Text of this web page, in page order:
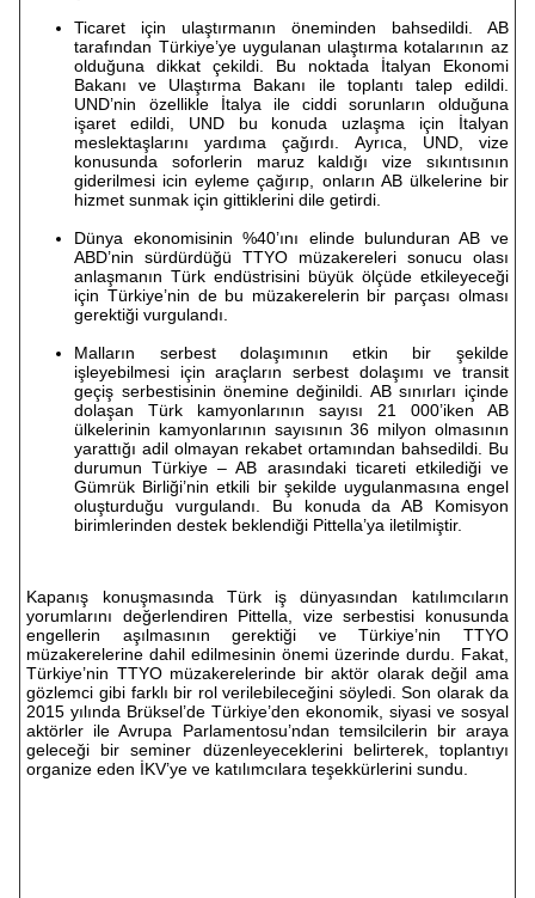
Ticaret için ulaştırmanın öneminden bahsedildi. AB
tarafından Türkiye’ye uygulanan ulaştırma kotalarının az
olduğuna dikkat çekildi. Bu noktada İtalyan Ekonomi
Bakanı ve Ulaştırma Bakanı ile toplantı talep edildi.
UND’nin özellikle İtalya ile ciddi sorunların olduğuna
işaret edildi, UND bu konuda uzlaşma için İtalyan
meslektaşlarını yardıma çağırdı. Ayrıca, UND, vize
konusunda soforlerin maruz kaldığı vize sıkıntısının
giderilmesi icin eyleme çağırıp, onların AB ülkelerine bir
hizmet sunmak için gittiklerini dile getirdi.
Dünya ekonomisinin %40’ını elinde bulunduran AB ve
ABD’nin sürdürdüğü TTYO müzakereleri sonucu olası
anlaşmanın Türk endüstrisini büyük ölçüde etkileyeceği
için Türkiye’nin de bu müzakerelerin bir parçası olması
gerektiği vurgulandı.
Malların serbest dolaşımının etkin bir şekilde
işleyebilmesi için araçların serbest dolaşımı ve transit
geçiş serbestisinin önemine değinildi. AB sınırları içinde
dolaşan Türk kamyonlarının sayısı 21 000’iken AB
ülkelerinin kamyonlarının sayısının 36 milyon olmasının
yarattığı adil olmayan rekabet ortamından bahsedildi. Bu
durumun Türkiye – AB arasındaki ticareti etkilediği ve
Gümrük Birliği’nin etkili bir şekilde uygulanmasına engel
oluşturduğu vurgulandı. Bu konuda da AB Komisyon
birimlerinden destek beklendiği Pittella’ya iletilmiştir.
Kapanış konuşmasında Türk iş dünyasından katılımcıların
yorumlarını değerlendiren Pittella, vize serbestisi konusunda
engellerin aşılmasının gerektiği ve Türkiye’nin TTYO
müzakerelerine dahil edilmesinin önemi üzerinde durdu. Fakat,
Türkiye’nin TTYO müzakerelerinde bir aktör olarak değil ama
gözlemci gibi farklı bir rol verilebileceğini söyledi. Son olarak da
2015 yılında Brüksel’de Türkiye’den ekonomik, siyasi ve sosyal
aktörler ile Avrupa Parlamentosu’ndan temsilcilerin bir araya
geleceği bir seminer düzenleyeceklerini belirterek, toplantıyı
organize eden İKV’ye ve katılımcılara teşekkürlerini sundu.